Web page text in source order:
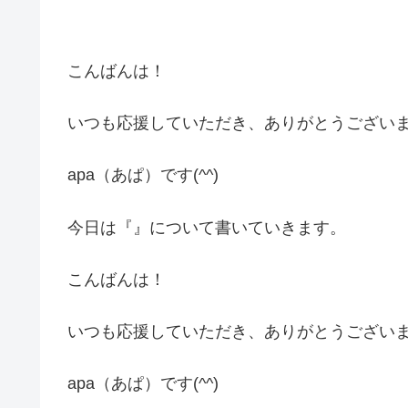
こんばんは！
いつも応援していただき、ありがとうございま
apa（あぱ）です(^^)
今日は『』について書いていきます。
こんばんは！
いつも応援していただき、ありがとうございま
apa（あぱ）です(^^)